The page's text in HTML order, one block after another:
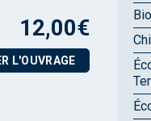
12,00€
L'OUVRAGE